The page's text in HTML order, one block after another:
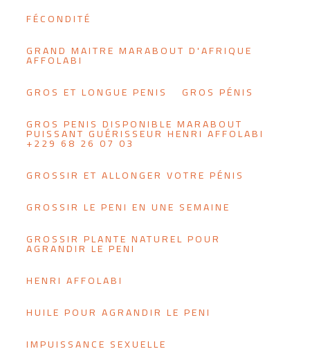
FÉCONDITÉ
GRAND MAITRE MARABOUT D'AFRIQUE
AFFOLABI
GROS ET LONGUE PENIS
GROS PÉNIS
GROS PENIS DISPONIBLE MARABOUT
PUISSANT GUÉRISSEUR HENRI AFFOLABI
+229 68 26 07 03
GROSSIR ET ALLONGER VOTRE PÉNIS
GROSSIR LE PENI EN UNE SEMAINE
GROSSIR PLANTE NATUREL POUR
AGRANDIR LE PENI
HENRI AFFOLABI
HUILE POUR AGRANDIR LE PENI
IMPUISSANCE SEXUELLE